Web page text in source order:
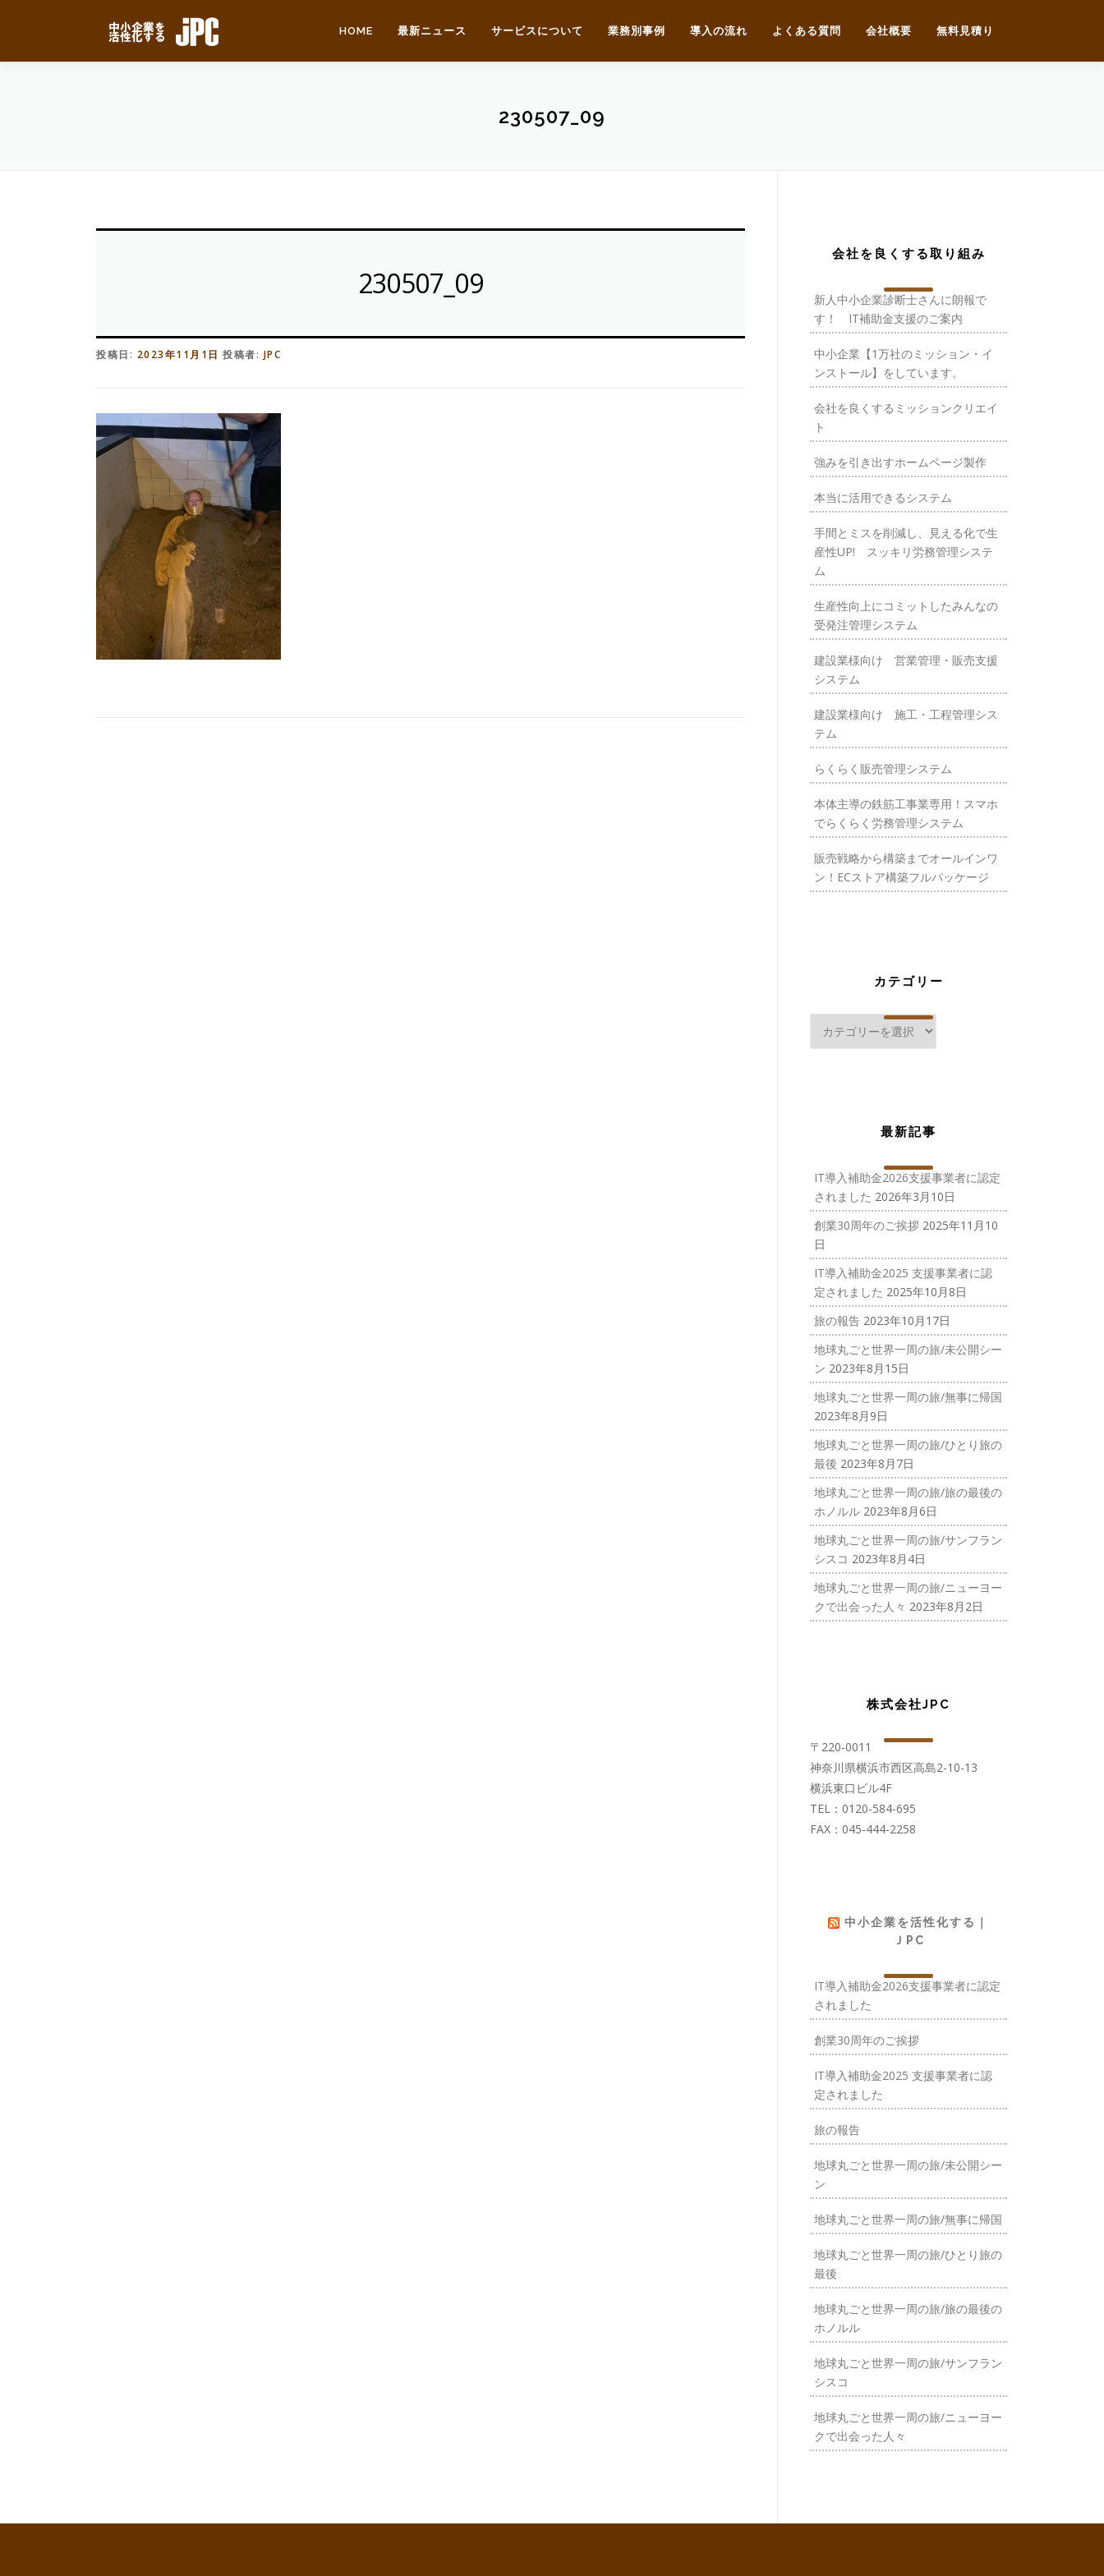
ン
HOME 最新ニュース サービスについて 業務別事例 導入の流れ よくある質問 会社概要 無料見積り
230507_09
230507_09
投稿日: 2023年11月1日 投稿者: JPC
会社を良くする取り組み
新人中小企業診断士さんに朗報で
す！ IT補助金支援のご案内
中小企業【1万社のミッション・イ
ンストール】をしています。
会社を良くするミッションクリエイ
ト
強みを引き出すホームページ製作
本当に活用できるシステム
手間とミスを削減し、見える化で生
産性UP! スッキリ労務管理システ
ム
生産性向上にコミットしたみんなの
受発注管理システム
建設業様向け 営業管理・販売支援
システム
建設業様向け 施工・工程管理シス
テム
らくらく販売管理システム
本体主導の鉄筋工事業専用！スマホ
でらくらく労務管理システム
販売戦略から構築までオールインワ
ン！ECストア構築フルパッケージ
カテゴリー
最新記事
IT導入補助金2026支援事業者に認定
されました 2026年3月10日
創業30周年のご挨拶 2025年11月10
日
IT導入補助金2025 支援事業者に認
定されました 2025年10月8日
旅の報告 2023年10月17日
地球丸ごと世界一周の旅/未公開シー
ン 2023年8月15日
地球丸ごと世界一周の旅/無事に帰国
2023年8月9日
地球丸ごと世界一周の旅/ひとり旅の
最後 2023年8月7日
地球丸ごと世界一周の旅/旅の最後の
ホノルル 2023年8月6日
地球丸ごと世界一周の旅/サンフラン
シスコ 2023年8月4日
地球丸ごと世界一周の旅/ニューヨー
クで出会った人々 2023年8月2日
株式会社JPC
〒220-0011
神奈川県横浜市西区高島2-10-13
横浜東口ビル4F
TEL：0120-584-695
FAX：045-444-2258
中小企業を活性化する｜
ＪPC
IT導入補助金2026支援事業者に認定
されました
創業30周年のご挨拶
IT導入補助金2025 支援事業者に認
定されました
旅の報告
地球丸ごと世界一周の旅/未公開シー
ン
地球丸ごと世界一周の旅/無事に帰国
地球丸ごと世界一周の旅/ひとり旅の
最後
地球丸ごと世界一周の旅/旅の最後の
ホノルル
地球丸ごと世界一周の旅/サンフラン
シスコ
地球丸ごと世界一周の旅/ニューヨー
クで出会った人々